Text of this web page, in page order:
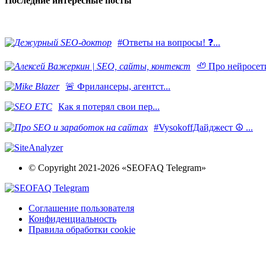
#Ответы на вопросы! ❓...
🦥 Про
​🚨 Фрилансеры, агентст...
Как я потерял свои пер...
#VysokoffДайджест ☮️ ...
© Copyright 2021-2026 «SEOFAQ Telegram»
Соглашение пользователя
Конфиденциальность
Правила обработки cookie